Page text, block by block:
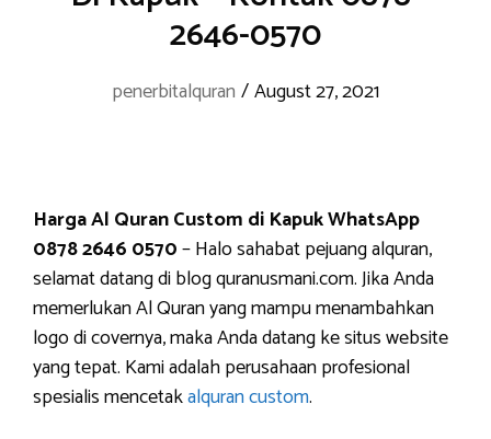
2646-0570
penerbitalquran /August 27, 2021
Harga Al Quran Custom di Kapuk WhatsApp
0878 2646 0570– Halo sahabat pejuang alquran,
selamat datang di blog quranusmani.com. Jika Anda
memerlukan Al Quran yang mampu menambahkan
logo di covernya, maka Anda datang ke situs website
yang tepat. Kami adalah perusahaan profesional
spesialis mencetakalquran custom.